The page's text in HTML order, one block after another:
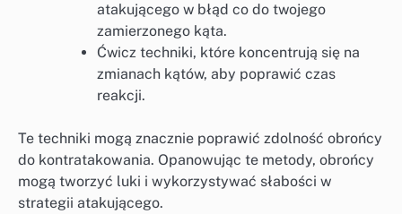
atakującego w błąd co do twojego
zamierzonego kąta.
Ćwicz techniki, które koncentrują się na
zmianach kątów, aby poprawić czas
reakcji.
Te techniki mogą znacznie poprawić zdolność obrońcy
do kontratakowania. Opanowując te metody, obrońcy
mogą tworzyć luki i wykorzystywać słabości w
strategii atakującego.